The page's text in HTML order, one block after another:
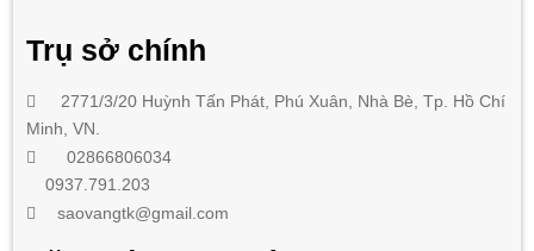
Trụ sở chính
2771/3/20 Huỳnh Tấn Phát, Phú Xuân, Nhà Bè, Tp. Hồ Chí
Minh , VN.
02866806034
0937.791.203
saovangtk@gmail.com